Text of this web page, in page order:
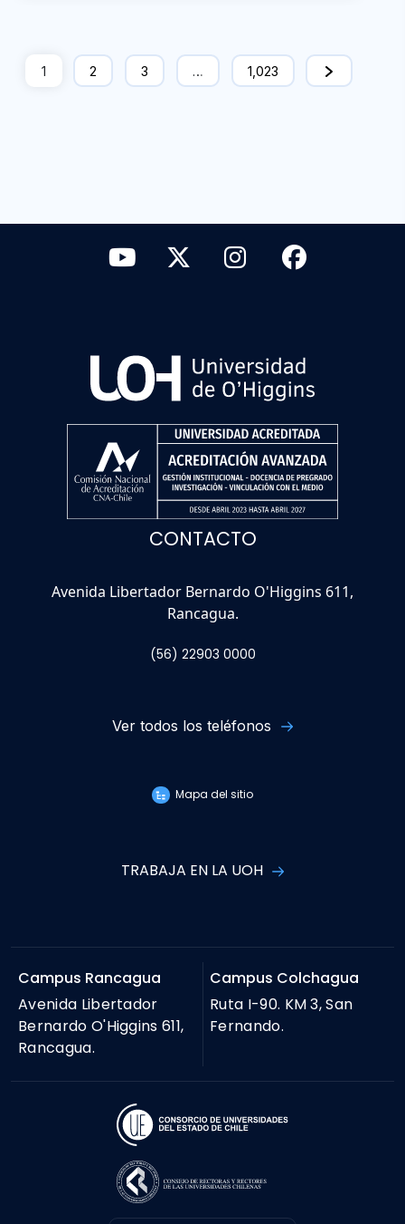
1 2 3 … 1,023
CONTACTO
Avenida Libertador Bernardo O'Higgins 611,
Rancagua.
(56) 22903 0000
Ver todos los teléfonos
Mapa del sitio
TRABAJA EN LA UOH
Campus Rancagua
Avenida Libertador
Bernardo O'Higgins 611,
Rancagua.
Campus Colchagua
Ruta I-90. KM 3, San
Fernando.